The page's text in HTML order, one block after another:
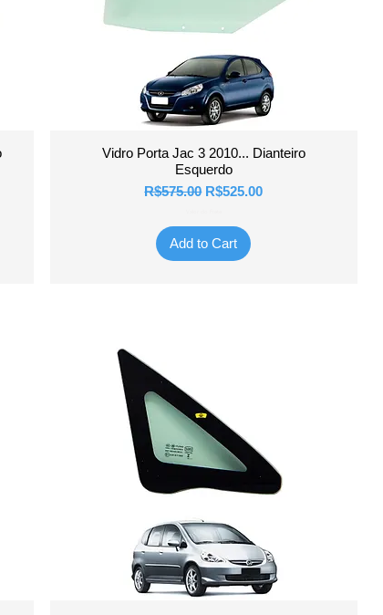
Quick View
Vidro Porta Jac 3 2010... Dianteiro
Esquerdo
Regular Price
R$575.00 Sale Price
R$525.00
Add to Cart